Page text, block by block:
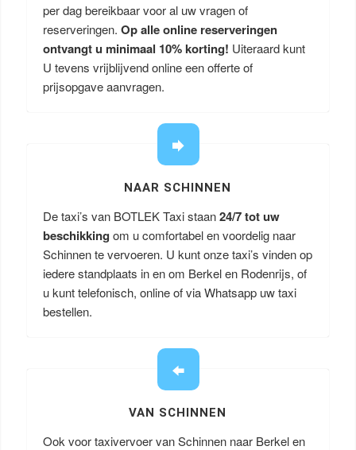
per dag bereikbaar voor al uw vragen of
reserveringen. Op alle online reserveringen
ontvangt u minimaal 10% korting! Uiteraard kunt
U tevens vrijblijvend online een offerte of
prijsopgave aanvragen.
NAAR SCHINNEN
De taxi’s van BOTLEK Taxi staan24/7 tot uw
beschikking om u comfortabel en voordelig naar
Schinnen te vervoeren. U kunt onze taxi’s vinden op
iedere standplaats in en om Berkel en Rodenrijs, of
u kunt telefonisch, online of via Whatsapp uw taxi
bestellen.
VAN SCHINNEN
Ook voor taxivervoer van Schinnen naar Berkel en